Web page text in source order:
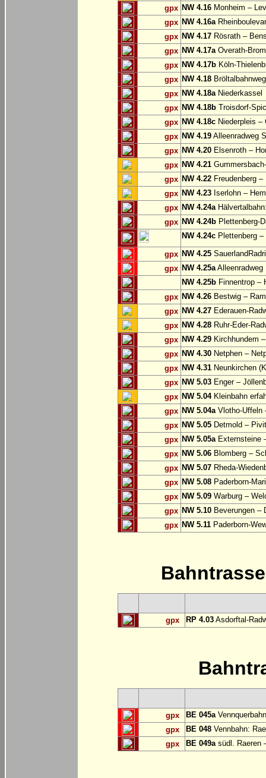
gpx NW 4.16 Monheim –
gpx NW 4.16a
gpx NW 4.17 Rösrath –
gpx NW 4.17aOverath-
gpx NW 4.17b Köln-
gpx NW 4.18
gpx NW 4.18aNiederkassel
gpx NW 4.18b Troisdorf-
gpx NW 4.18c Niederpleis –
gpx NW 4.19 Alleenradweg
gpx NW 4.20 Elsenroth –
gpx NW 4.21
gpx NW 4.22 Freudenberg
gpx NW 4.23 Iserlohn –
gpx NW 4.24a
gpx NW 4.24b Plettenberg-
NW 4.24c Plettenberg
gpx NW 4.25
gpx NW 4.25aAlleenradweg
NW 4.25b Finnentrop –
gpx NW 4.26 Bestwig –
gpx NW 4.27 Ederauen-
gpx NW 4.28 Ruhr-Eder-
gpx NW 4.29 Kirchhundem
gpx NW 4.30 Netphen –
gpx NW 4.31 Neunkirchen
gpx NW 5.03 Enger –
gpx NW 5.04Kleinbahn
gpx NW 5.04aVlotho-Uffeln
gpx NW 5.05 Detmold –
gpx NW 5.05aExternsteine
gpx NW 5.06 Blomberg –
gpx NW 5.07 Rheda-
gpx NW 5.08 Paderborn-
gpx NW 5.09 Warburg –
gpx NW 5.10 Beverungen –
gpx NW 5.11 Paderborn-
gpx RP 4.03 Asdorftal-
gpx BE 045a
gpx
BE 048 Vennbahn:
gpx
BE 049asüdl. Raeren